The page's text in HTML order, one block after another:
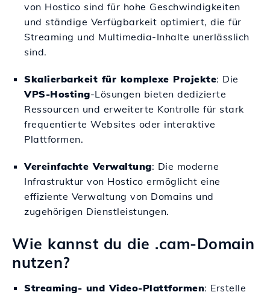
von Hostico sind für hohe Geschwindigkeiten
und ständige Verfügbarkeit optimiert, die für
Streaming und Multimedia-Inhalte unerlässlich
sind.
Skalierbarkeit für komplexe Projekte: Die
VPS-Hosting-Lösungen bieten dedizierte
Ressourcen und erweiterte Kontrolle für stark
frequentierte Websites oder interaktive
Plattformen.
Vereinfachte Verwaltung: Die moderne
Infrastruktur von Hostico ermöglicht eine
effiziente Verwaltung von Domains und
zugehörigen Dienstleistungen.
Wie kannst du die .cam-Domain
nutzen?
Streaming- und Video-Plattformen: Erstelle